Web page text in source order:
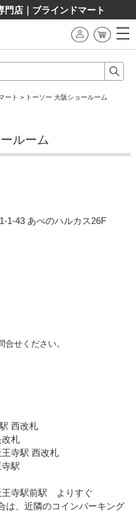
店｜ブラインドマート
ート > トーソー 大阪ショールーム
ルーム
1-43 あべのハルカス26F
せください。
西改札
改札
寺駅 西改札
駅
王寺駅前駅 よりすぐ
は、近隣のコインパーキング